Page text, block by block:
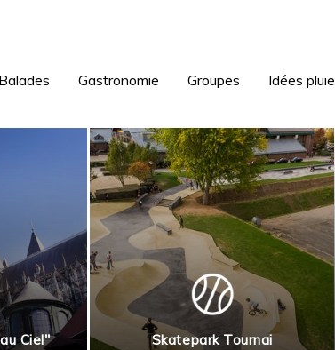
Balades Gastronomie Groupes Idées pluie
Ciel"
Skatepark Tournai